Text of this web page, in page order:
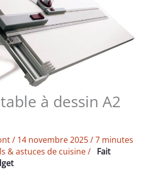
à dessin A2
/ 14 novembre 2025/7 minutes
& astuces de cuisine/ Fait